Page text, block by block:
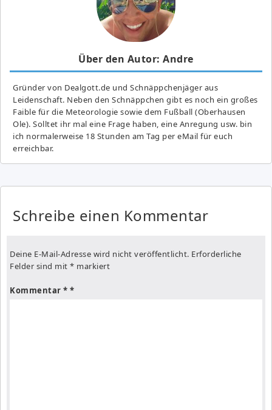
Über den Autor: Andre
Gründer von Dealgott.de und Schnäppchenjäger aus
Leidenschaft. Neben den Schnäppchen gibt es noch ein großes
Fai­ble für die Meteorologie sowie dem Fußball (Oberhausen
Ole). Solltet ihr mal eine Frage haben, eine Anregung usw. bin
ich normalerweise 18 Stunden am Tag per eMail für euch
erreichbar.
Schreibe einen Kommentar
Deine E-Mail-Adresse wird nicht veröffentlicht. Erforderliche
Felder sind mit * markiert
Kommentar *